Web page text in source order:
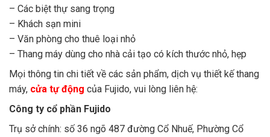
– Các biệt thự sang trọng
– Khách sạn mini
– Văn phòng cho thuê loại nhỏ
– Thang máy dùng cho nhà cải tạo có kích thước nhỏ, hẹp
Mọi thông tin chi tiết về các sản phẩm, dịch vụ thiết kế thang
máy, cửa tự động của Fujido, vui lòng liên hệ:
Công ty cổ phần Fujido
Trụ sở chính: số 36 ngõ 487 đường Cổ Nhuế, Phường Cổ